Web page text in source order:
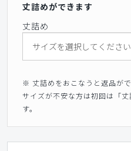
丈詰めができます
丈詰め
※ 丈詰めをおこなうと返品がで
サイズが不安な方は初回は「
す。